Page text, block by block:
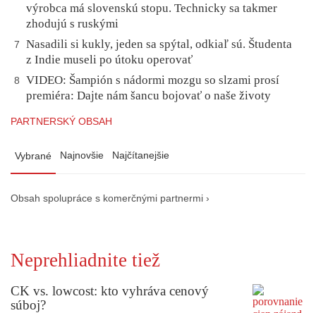
výrobca má slovenskú stopu. Technicky sa takmer
zhodujú s ruskými
7
Nasadili si kukly, jeden sa spýtal, odkiaľ sú. Študenta
z Indie museli po útoku operovať
8
VIDEO: Šampión s nádormi mozgu so slzami prosí
premiéra: Dajte nám šancu bojovať o naše životy
PARTNERSKÝ OBSAH
Vybrané Najnovšie Najčítanejšie
Obsah spolupráce s komerčnými partnermi ›
Neprehliadnite tiež
CK vs. lowcost: kto vyhráva cenový
súboj?